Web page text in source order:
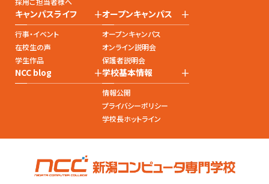
キャンパスライフ +
行事・イベント
在校生の声
学生作品
オープンキャンパス +
オープンキャンパス
オンライン説明会
保護者説明会
NCC blog +学校基本情報 +
情報公開
プライバシーポリシー
学校長ホットライン